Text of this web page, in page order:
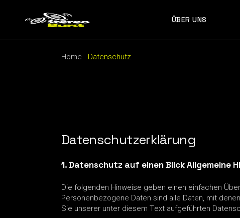
ÜBER UNS
Home Datenschutz
Datenschutzerklärung
1. Datenschutz auf einen BlickAllgemeine
Die folgenden Hinweise geben einen einfachen
Personenbezogene Daten sind alle Daten, mit
Sie unserer unter diesem Text aufgeführten